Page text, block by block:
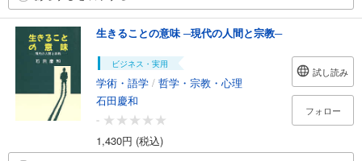
生きることの意味 ─現代の人間と宗教─
ビジネス・実用
学術・語学 / 哲学・宗教・心理
石田慶和
-
1,430円 (税込)
試し読み
フォロー